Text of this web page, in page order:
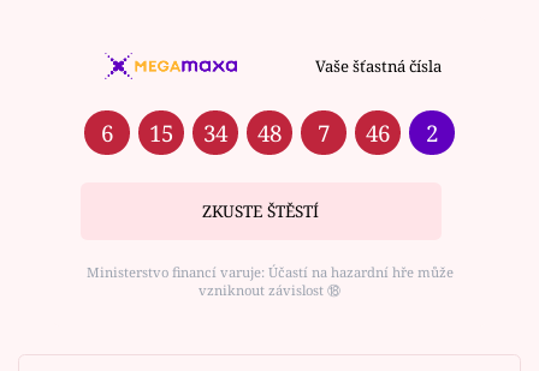
Vaše šťastná čísla
6 15 34 48 7 46 2
ZKUSTE ŠTĚSTÍ
Ministerstvo financí varuje: Účastí na hazardní hře může
vzniknout závislost ⑱